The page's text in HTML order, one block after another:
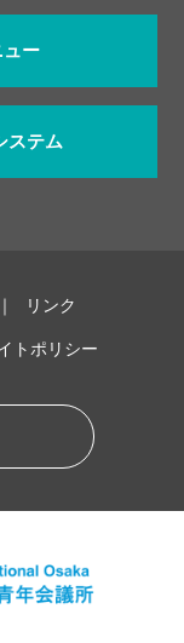
ー
ステム
リンク
トポリシー